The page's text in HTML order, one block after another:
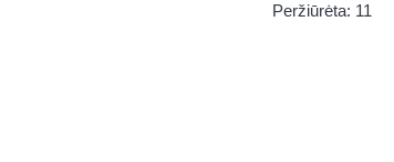
Peržiūrėta: 11